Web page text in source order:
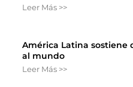
Leer Más >>
América Latina
al mundo
Leer Más >>